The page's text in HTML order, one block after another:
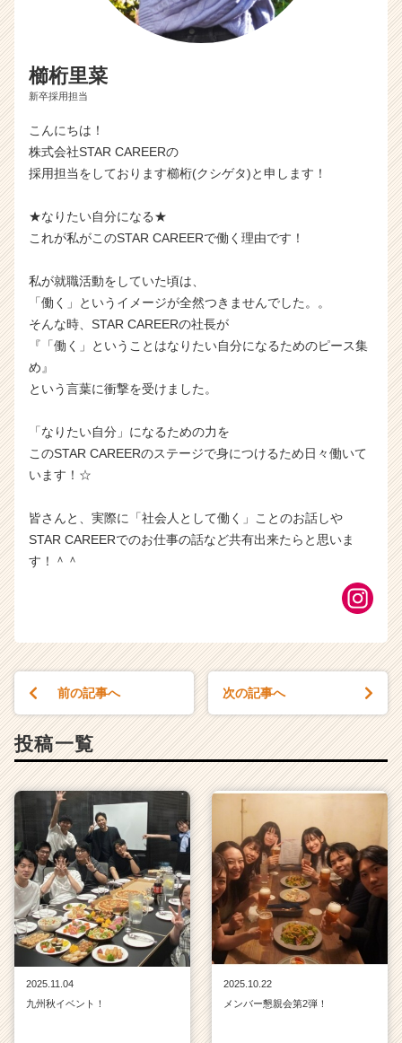
櫛桁里菜
新卒採用担当
こんにちは！
株式会社STAR CAREERの
採用担当をしております櫛桁(クシゲタ)と申します！
★なりたい自分になる★
これが私がこのSTAR CAREERで働く理由です！
私が就職活動をしていた頃は、
「働く」というイメージが全然つきませんでした。。
そんな時、STAR CAREERの社長が
『「働く」ということはなりたい自分になるためのピース集
め』
という言葉に衝撃を受けました。
「なりたい自分」になるための力を
このSTAR CAREERのステージで身につけるため日々働いて
います！☆
皆さんと、実際に「社会人として働く」ことのお話しや
STAR CAREERでのお仕事の話など共有出来たらと思いま
す！＾＾
前の記事へ 次の記事へ
投稿一覧
2025.11.04
九州秋イベント！
2025.10.22
メンバー懇親会第2弾！